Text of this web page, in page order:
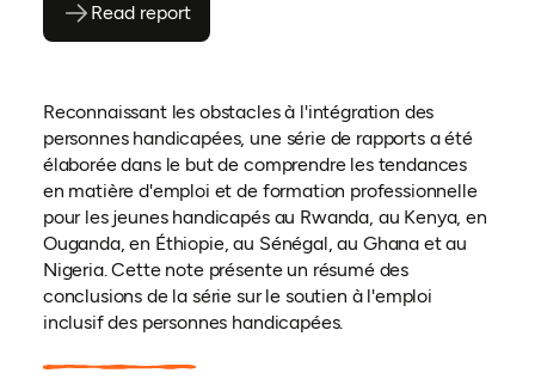
Read report(ouvre en PDF)
(ouvre dans un nouvel onglet)
Reconnaissant les obstacles à l'intégration des
personnes handicapées, une série de rapports a été
élaborée dans le but de comprendre les tendances
en matière d'emploi et de formation professionnelle
pour les jeunes handicapés au Rwanda, au Kenya, en
Ouganda, en Éthiopie, au Sénégal, au Ghana et au
Nigeria. Cette note présente un résumé des
conclusions de la série sur le soutien à l'emploi
inclusif des personnes handicapées.